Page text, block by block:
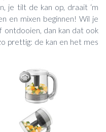
je tilt de kan op, draait ‘m
en mixen beginnen! Wil je
ontdooien, dan kan dat ook
prettig: de kan en het mes